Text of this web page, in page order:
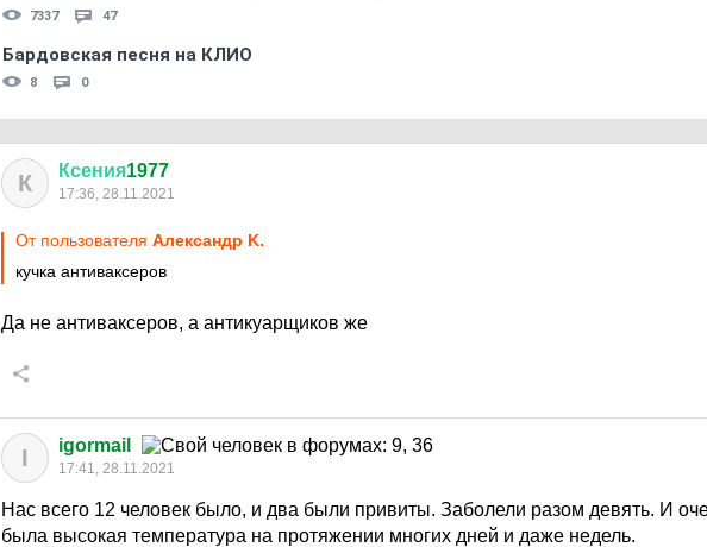
7337 47
Бардовская песня на КЛИО
8 0
К Ксения1977
17:36, 28.11.2021
От пользователя Александр K.
кучка антиваксеров
Да не антиваксеров, а антикуарщиков же
I igormail
17:41, 28.11.2021
Нас всего 12 человек было, и два были привиты. Заболели разом девять. И
была высокая температура на протяжении многих дней и даже недель.